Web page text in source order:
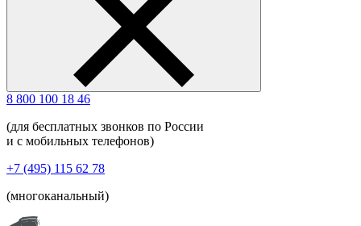
8 800 100 18 46
(для бесплатных звонков по России
и с мобильных телефонов)
+7 (495) 115 62 78
(многоканальный)